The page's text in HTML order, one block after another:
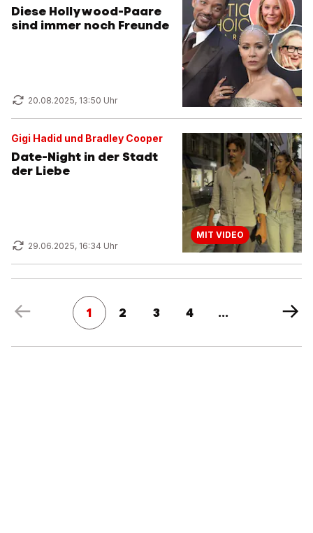
Diese Hollywood-Paare
sind immer noch Freunde
20.08.2025, 13:50 Uhr
Gigi Hadid und Bradley Cooper
Date-Night in der Stadt
der Liebe
29.06.2025, 16:34 Uhr
MIT VIDEO
1 2 3 4 ...